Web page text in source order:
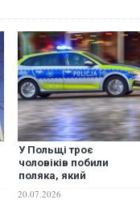
У Польщі троє
чоловіків побили
поляка, який
українця: він частково
20.07.2026